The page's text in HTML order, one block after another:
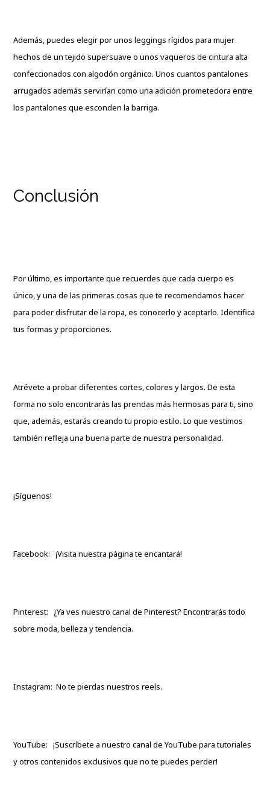
Además, puedes elegir por unos leggings rígidos para mujer
hechos de un tejido supersuave o unos vaqueros de cintura alta
confeccionados con algodón orgánico. Unos cuantos pantalones
arrugados además servirían como una adición prometedora entre
los pantalones que esconden la barriga.
Conclusión
Por último, es importante que recuerdes que cada cuerpo es
único, y una de las primeras cosas que te recomendamos hacer
para poder disfrutar de la ropa, es conocerlo y aceptarlo. Identifica
tus formas y proporciones.
Atrévete a probar diferentes cortes, colores y largos. De esta
forma no solo encontrarás las prendas más hermosas para ti, sino
que, además, estarás creando tu propio estilo. Lo que vestimos
también refleja una buena parte de nuestra personalidad.
¡Síguenos!
Facebook: ¡Visita nuestra página te encantará!
Pinterest: ¿Ya ves nuestro canal de Pinterest? Encontrarás todo
sobre moda, belleza y tendencia.
Instagram: No te pierdas nuestros reels.
YouTube: ¡Suscríbete a nuestro canal de YouTube para tutoriales
y otros contenidos exclusivos que no te puedes perder!